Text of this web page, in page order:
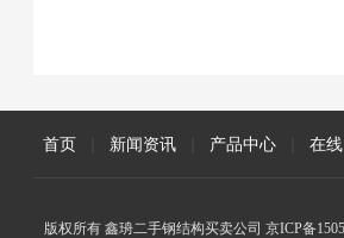
首页 新闻资讯 产品中心 在
版权所有 鑫珘二手钢结构买卖公司 京ICP备